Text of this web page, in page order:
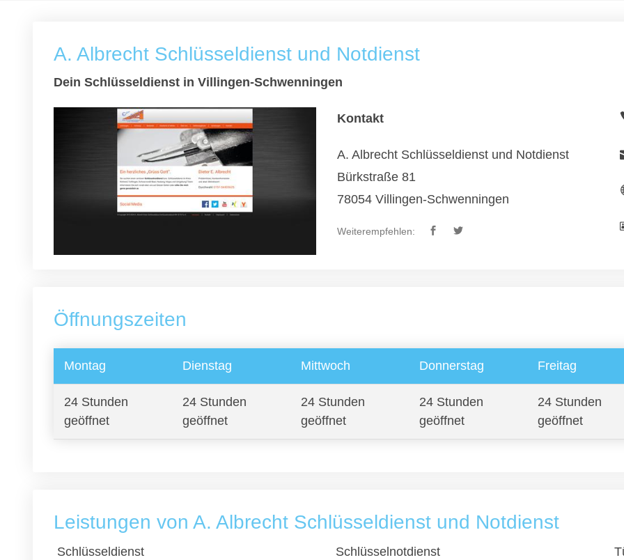
A. Albrecht Schlüsseldienst und Notdienst
Dein Schlüsseldienst in Villingen-Schwenningen
Kontakt
A. Albrecht Schlüsseldienst und Notdienst
Bürkstraße 81
78054 Villingen-Schwenningen
Weiterempfehlen:
Öffnungszeiten
Montag Dienstag Mittwoch Donnerstag Freitag
24 Stunden
geöffnet
24 Stunden
geöffnet
24 Stunden
geöffnet
24 Stunden
geöffnet
24 Stunden
geöffnet
Leistungen von A. Albrecht Schlüsseldienst und Notdienst
Schlüsseldienst Schlüsselnotdienst